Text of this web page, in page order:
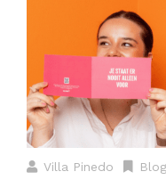
Villa Pinedo Blog